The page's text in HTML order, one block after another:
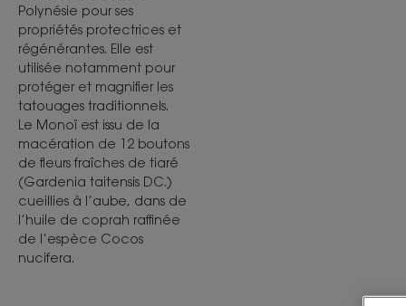
Polynésie pour ses
propriétés protectrices et
régénérantes. Elle est
utilisée notamment pour
protéger et magnifier les
tatouages traditionnels.
Le Monoï est issu de la
macération de 12 boutons
de fleurs fraîches de tiaré
(Gardenia taitensis DC.)
cueillies à l’aube, dans de
l’huile de coprah raffinée
de l’espèce Cocos
nucifera.